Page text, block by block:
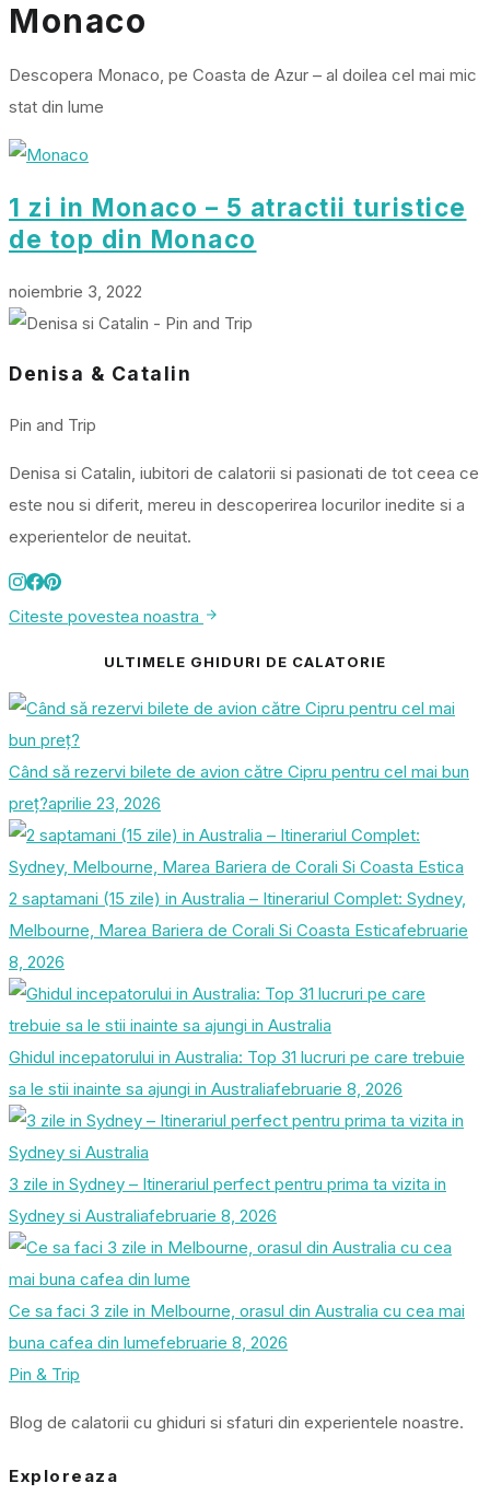
Monaco
Descopera Monaco, pe Coasta de Azur – al doilea cel mai mic
stat din lume
1 zi in Monaco – 5 atractii turistice
de top din Monaco
noiembrie 3, 2022
Denisa & Catalin
Pin and Trip
Denisa si Catalin, iubitori de calatorii si pasionati de tot ceea ce
este nou si diferit, mereu in descoperirea locurilor inedite si a
experientelor de neuitat.
Citeste povestea noastra
ULTIMELE GHIDURI DE CALATORIE
Când să rezervi bilete de avion către Cipru pentru cel mai bun
preț?aprilie 23, 2026
2 saptamani (15 zile) in Australia – Itinerariul Complet: Sydney,
Melbourne, Marea Bariera de Corali Si Coasta Esticafebruarie
8, 2026
Ghidul incepatorului in Australia: Top 31 lucruri pe care trebuie
sa le stii inainte sa ajungi in Australiafebruarie 8, 2026
3 zile in Sydney – Itinerariul perfect pentru prima ta vizita in
Sydney si Australiafebruarie 8, 2026
Ce sa faci 3 zile in Melbourne, orasul din Australia cu cea mai
buna cafea din lumefebruarie 8, 2026
Pin & Trip
Blog de calatorii cu ghiduri si sfaturi din experientele noastre.
Exploreaza